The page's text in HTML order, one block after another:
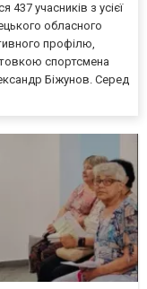
437 учасників з усієї
обласного
профілю,
спортсмена
Біжунов. Серед